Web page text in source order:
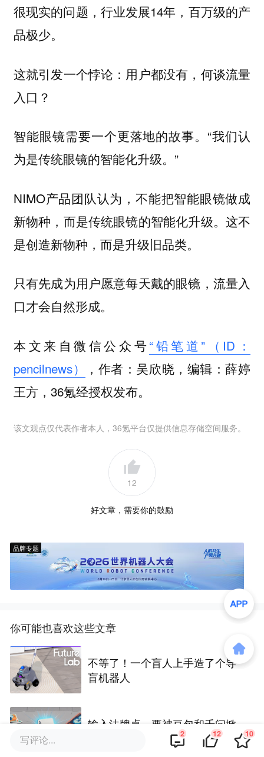
很现实的问题，行业发展14年，百万级的产
品极少。
这就引发一个悖论：用户都没有，何谈流量
入口？
智能眼镜需要一个更落地的故事。“我们认
为是传统眼镜的智能化升级。”
NIMO产品团队认为，不能把智能眼镜做成
新物种，而是传统眼镜的智能化升级。这不
是创造新物种，而是升级旧品类。
只有先成为用户愿意每天戴的眼镜，流量入
口才会自然形成。
本文来自微信公众号“铅笔道”（ID：
pencilnews）
，作者：吴欣晓，编辑：薛婷
王方，36氪经授权发布。
该文观点仅代表作者本人，36氪平台仅提供信息存储空间服务。
12
好文章，需要你的鼓励
品牌专题
你可能也喜欢这些文章
不等了！一个盲人上手造了个导
盲机器人
输入法牌桌，要被豆包和千问掀
写评论... 2 12 10